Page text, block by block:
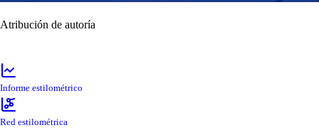
Atribución de autoría
Informe estilométrico
Red estilométrica